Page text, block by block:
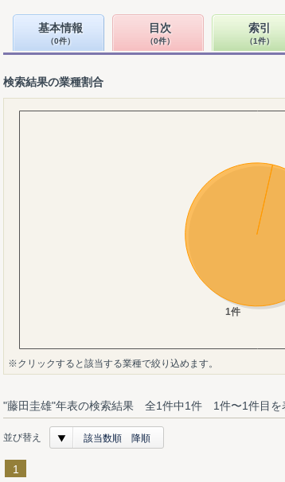
基本情報
（0件）
目次
（0件）
索引
（1件）
検索結果の業種割合
※クリックすると該当する業種で絞り込めます。
"藤田圭雄"年表の検索結果 全1件中1件 1件〜1件目を
並び替え 該当数順 降順
1